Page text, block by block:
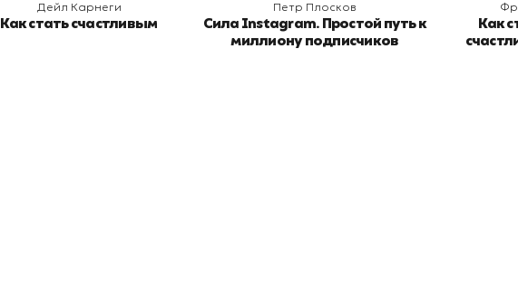
Дейл Карнеги
Как стать счастливым
Петр Плосков
Сила Instagram. Простой путь к
миллиону подписчиков
Как